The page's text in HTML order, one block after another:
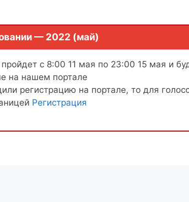
— 2022 (май)
с 8:00 11 мая по 23:00 15 мая и
на нашем портале
регистрацию на портале, то для
Регистрация